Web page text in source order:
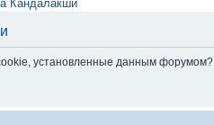
Кандалакши
установленные данным форумом?